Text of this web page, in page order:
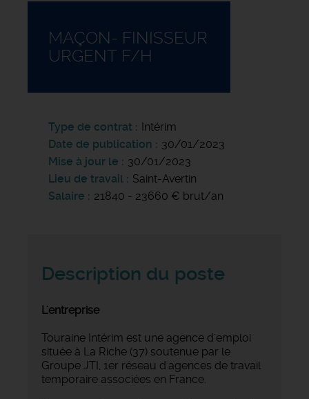
MAÇON- FINISSEUR
URGENT F/H
Type de contrat
Intérim
Date de publication
30/01/2023
Mise à jour le
30/01/2023
Lieu de travail
Saint-Avertin
Salaire
21840 - 23660 € brut/an
Description du poste
L'entreprise
Touraine Intérim est une agence d'emploi
située à La Riche (37) soutenue par le
Groupe JTI, 1er réseau d'agences de travail
temporaire associées en France.